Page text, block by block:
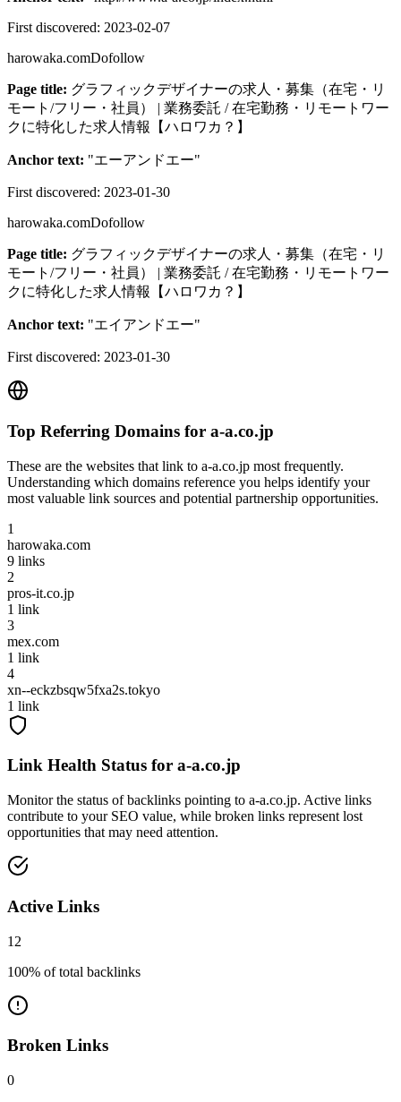
First discovered: 2023-02-07
harowaka.comDofollow
Page title: グラフィックデザイナーの求人・募集（在宅・リ
モート/フリー・社員） | 業務委託 / 在宅勤務・リモートワー
クに特化した求人情報【ハロワカ？】
Anchor text: "エーアンドエー"
First discovered: 2023-01-30
harowaka.comDofollow
Page title: グラフィックデザイナーの求人・募集（在宅・リ
モート/フリー・社員） | 業務委託 / 在宅勤務・リモートワー
クに特化した求人情報【ハロワカ？】
Anchor text: "エイアンドエー"
First discovered: 2023-01-30
Top Referring Domains for a-a.co.jp
These are the websites that link to a-a.co.jp most frequently.
Understanding which domains reference you helps identify your
most valuable link sources and potential partnership opportunities.
1
harowaka.com
9 links
2
pros-it.co.jp
1 link
3
mex.com
1 link
4
xn--eckzbsqw5fxa2s.tokyo
1 link
Link Health Status for a-a.co.jp
Monitor the status of backlinks pointing to a-a.co.jp. Active links
contribute to your SEO value, while broken links represent lost
opportunities that may need attention.
Active Links
12
100% of total backlinks
Broken Links
0